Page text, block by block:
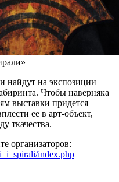
найдут на экспозиции
Чтобы наверняка
выставки придется
ее в арт-объект,
ткачества.
организаторов:
index.php